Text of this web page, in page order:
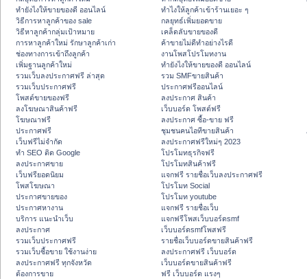
ทํายังไงให้ขายของดี ออนไลน์
วิธีการหาลูกค้าของ sale
วิธีหาลูกค้ากลุ่มเป้าหมาย
การหาลูกค้าใหม่ รักษาลูกค้าเก่า
ช่องทางการเข้าถึงลูกค้า
เพิ่มฐานลูกค้าใหม่
รวมเว็บลงประกาศฟรี ล่าสุด
รวมเว็บประกาศฟรี
โพสต์ขายของฟรี
ลงโฆษณาสินค้าฟรี
โฆษณาฟรี
ประกาศฟรี
เว็บฟรีไม่จำกัด
ทำ SEO ติด Google
ลงประกาศขาย
เว็บฟรียอดนิยม
โพสโฆษณา
ประกาศขายของ
ประกาศหางาน
บริการ แนะนำเว็บ
ลงประกาศ
รวมเว็บประกาศฟรี
รวมเว็บซื้อขาย ใช้งานง่าย
ลงประกาศฟรี ทุกจังหวัด
ต้องการขาย
ทําไงให้ลูกค้าเข้าร้านเยอะ ๆ
กลยุทธ์เพิ่มยอดขาย
เคล็ดลับขายของดี
ค้าขายไม่ดีทำอย่างไรดี
งานโพสโปรโมทงาน
ทํายังไงให้ขายของดี ออนไลน์
รวม SMFขายสินค้า
ประกาศฟรีออนไลน์
ลงประกาศ สินค้า
เว็บบอร์ด โพสต์ฟรี
ลงประกาศ ซื้อ-ขาย ฟรี
ชุมชนคนไอทีขายสินค้า
ลงประกาศฟรีใหม่ๆ 2023
โปรโมทธุรกิจฟรี
โปรโมทสินค้าฟรี
แจกฟรี รายชื่อเว็บลงประกาศฟรี
โปรโมท Social
โปรโมท youtube
แจกฟรี รายชื่อเว็บ
แจกฟรีโพสเว็บบอร์ดsmf
เว็บบอร์ดsmfโพสฟรี
รายชื่อเว็บบอร์ดขายสินค้าฟรี
ลงประกาศฟรี เว็บบอร์ด
เว็บบอร์ดขายสินค้าฟรี
ฟรี เว็บบอร์ด แรงๆ